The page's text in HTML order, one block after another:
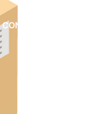
CONTACTO